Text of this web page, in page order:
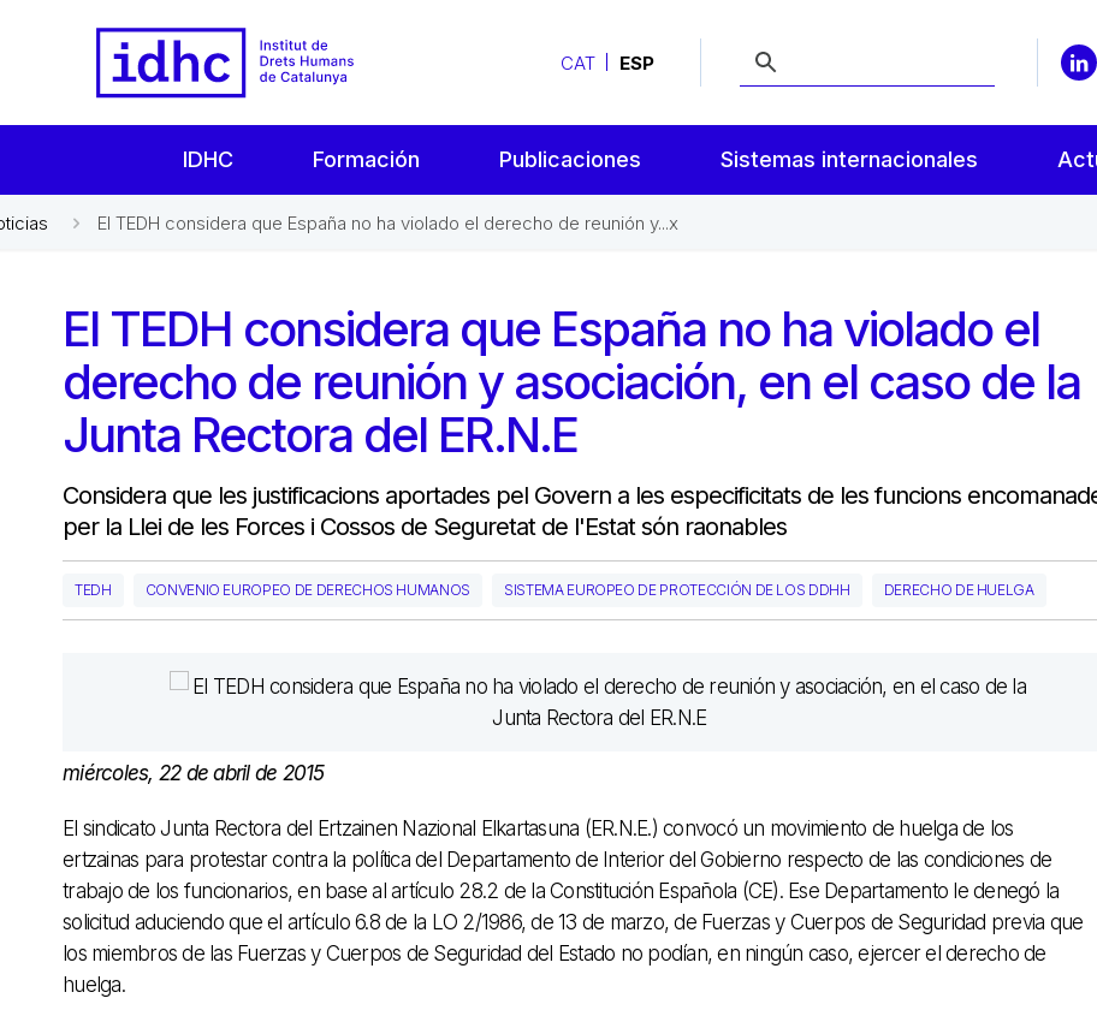
CAT ESP
IDHC Formación Publicaciones Sistemas internacionales
El TEDH considera que España no ha violado el derecho de reunión y...x
El TEDH considera que España no ha violado el
derecho de reunión y asociación, en el caso de la
Junta Rectora del ER.N.E
Considera que les justificacions aportades pel Govern a les especificitats de les funcions
per la Llei de les Forces i Cossos de Seguretat de l'Estat són raonables
TEDH CONVENIO EUROPEO DE DERECHOS HUMANOS SISTEMA EUROPEO DE PROTECCIÓN DE LOS DDHH DERECHO DE HUELGA
miércoles, 22 de abril de 2015
El sindicato Junta Rectora del Ertzainen Nazional Elkartasuna (ER.N.E.) convocó un movimiento de huelga de los
ertzainas para protestar contra la política del Departamento de Interior del Gobierno respecto de las condiciones de
trabajo de los funcionarios, en base al artículo 28.2 de la Constitución Española (CE). Ese Departamento le denegó la
solicitud aduciendo que el artículo 6.8 de la LO 2/1986, de 13 de marzo, de Fuerzas y Cuerpos de Seguridad previa que
los miembros de las Fuerzas y Cuerpos de Seguridad del Estado no podían, en ningún caso, ejercer el derecho de
huelga.